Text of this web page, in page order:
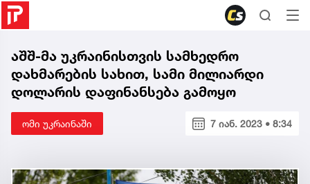
აშშ-მა უკრაინისთვის სამხედრო
დახმარების სახით, სამი მილიარდი
დოლარის დაფინანსება გამოყო
ომი უკრაინაში 7 იან. 2023 • 8:34